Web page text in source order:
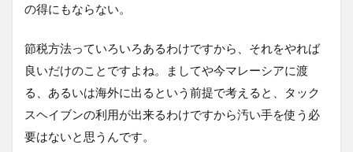
の得にもならない。
節税方法っていろいろあるわけですから、それをやれば
良いだけのことですよね。ましてや今マレーシアに渡
る、あるいは海外に出るという前提で考えると、タック
スヘイブンの利用が出来るわけですから汚い手を使う必
要はないと思うんです。